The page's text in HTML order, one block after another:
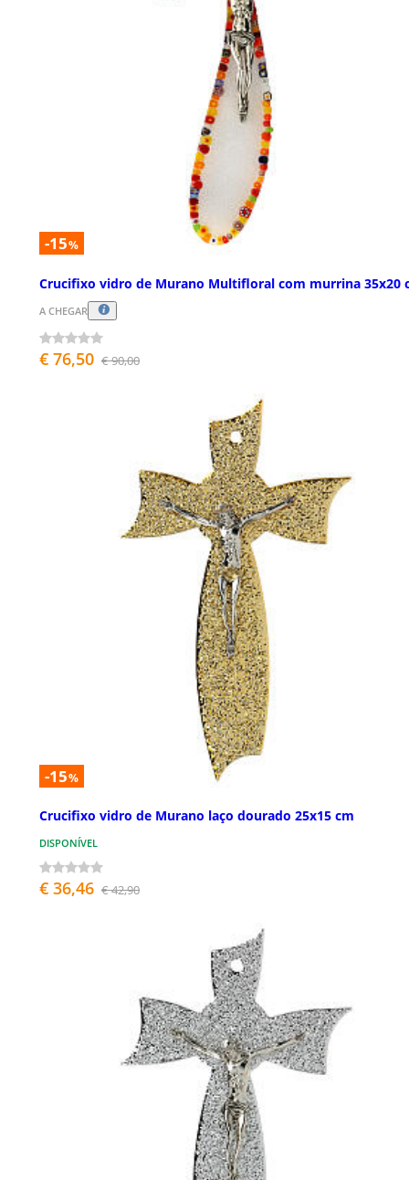
-15%
Crucifixo vidro de Murano Multifloral com murrina 35x20
A CHEGAR
€ 76,50 € 90,00
-15%
Crucifixo vidro de Murano laço dourado 25x15 cm
DISPONÍVEL
€ 36,46 € 42,90